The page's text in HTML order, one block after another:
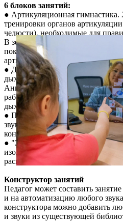
6 блоков занятий:
● Артикуляционная гимнастика.
тренировки органов
челюсти), необходимые для
В зеркале появляется сказочный
показывает, как правильно
артикуляцию
● Дыхательная гимнастика. 14
дыхательной мускулатуры и
Анимационные инструкции со
работой с микрофоном сделают
дыхательных упражнений
● Постановка звуков,
звуков. Более 30 разнообразных
конструкторе
● "Звуковой маршрут". 6 занятий
изолированных звуков [р], [ш],
распознавания голоса ребёнка
Конструктор занятий
Педагог может составить
и на автоматизацию любого
конструктора можно добавить
и звуки из существующей